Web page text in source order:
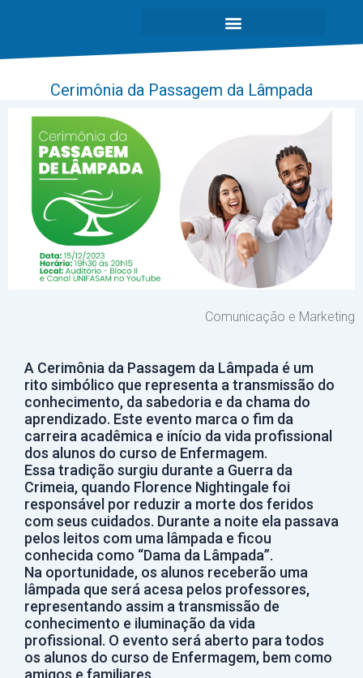
Cerimônia da Passagem da Lâmpada
Comunicação e Marketing
A Cerimônia da Passagem da Lâmpada é um
rito simbólico que representa a transmissão do
conhecimento, da sabedoria e da chama do
aprendizado. Este evento marca o fim da
carreira acadêmica e início da vida profissional
dos alunos do curso de Enfermagem.
Essa tradição surgiu durante a Guerra da
Crimeia, quando Florence Nightingale foi
responsável por reduzir a morte dos feridos
com seus cuidados. Durante a noite ela passava
pelos leitos com uma lâmpada e ficou
conhecida como “Dama da Lâmpada”.
Na oportunidade, os alunos receberão uma
lâmpada que será acesa pelos professores,
representando assim a transmissão de
conhecimento e iluminação da vida
profissional. O evento será aberto para todos
os alunos do curso de Enfermagem, bem como
amigos e familiares.